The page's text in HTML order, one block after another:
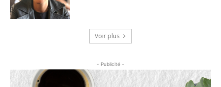
Voir plus
- Publicité -